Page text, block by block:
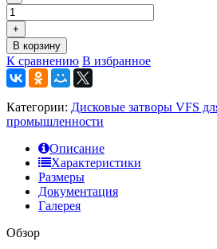
+
В корзину
К сравнению В избранное
Категории: Дисковые затворы VFS
промышленности
Описание
Характеристики
Размеры
Документация
Галерея
Обзор